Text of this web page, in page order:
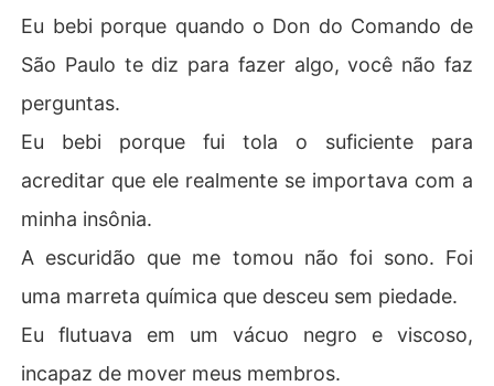
Eu bebi porque quando o Don do Comando de
São Paulo te diz para fazer algo, você não faz
perguntas.
Eu bebi porque fui tola o suficiente para
acreditar que ele realmente se importava com a
minha insônia.
A escuridão que me tomou não foi sono. Foi
uma marreta química que desceu sem piedade.
Eu flutuava em um vácuo negro e viscoso,
incapaz de mover meus membros.